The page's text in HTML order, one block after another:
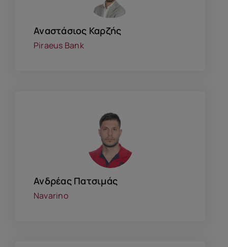
Αναστάσιος Καρζής
Piraeus Bank
Ανδρέας Πατσιμάς
Navarino